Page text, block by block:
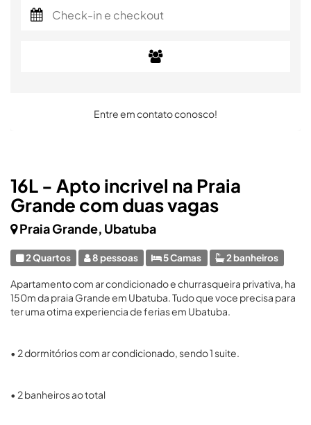
16L - Apto incrivel na Praia
Grande com duas vagas
Praia Grande, Ubatuba
2 Quartos 8 pessoas 5 Camas 2 banheiros
Apartamento com ar condicionado e churrasqueira privativa, ha
150m da praia Grande em Ubatuba. Tudo que voce precisa para
ter uma otima experiencia de ferias em Ubatuba.
• 2 dormitórios com ar condicionado, sendo 1 suite.
• 2 banheiros ao total
Entre em contato conosco!